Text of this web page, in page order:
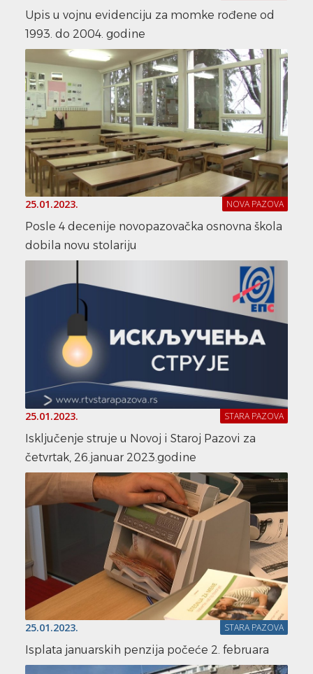
Upis u vojnu evidenciju za momke rođene od
1993. do 2004. godine
25.01.2023. NOVA PAZOVA
Posle 4 decenije novopazovačka osnovna škola
dobila novu stolariju
25.01.2023. STARA PAZOVA
Isključenje struje u Novoj i Staroj Pazovi za
četvrtak, 26.januar 2023.godine
25.01.2023. STARA PAZOVA
Isplata januarskih penzija počeće 2. februara